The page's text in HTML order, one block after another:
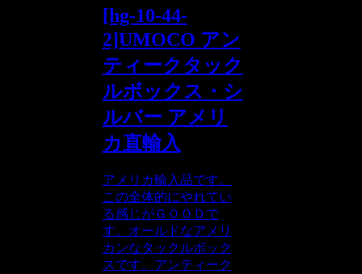
[hg-10-44-
2]UMOCO アン
ティークタック
ルボックス・シ
ルバー アメリ
カ直輸入
アメリカ輸入品です。
この全体的にやれてい
る感じがＧＯＯＤで
す。オールドなアメリ
カンなタックルボック
スです。アンティーク